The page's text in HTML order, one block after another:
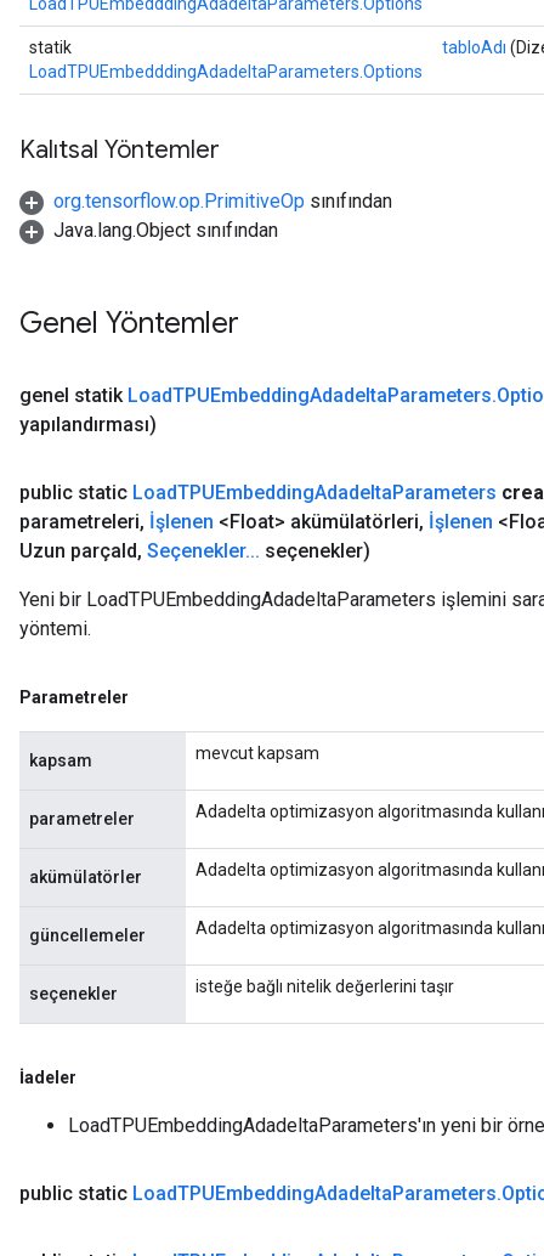
statik
LoadTPUEmbedddingAdadeltaParameters.Options
tabloAdı
Kalıtsal Yöntemler
org.tensorflow.op.PrimitiveOp sınıfından
Java.lang.Object sınıfından
Genel Yöntemler
genel statik LoadTPUEmbeddingAdadeltaParameters.
yapılandırması)
public static LoadTPUEmbeddingAdadeltaParameters
parametreleri, İşlenen <Float> akümülatörleri, İşlenen
Uzun parçaId, Seçenekler... seçenekler)
Yeni bir LoadTPUEmbeddingAdadeltaParameters işlemini
yöntemi.
Parametreler
kapsam mevcut kapsam
parametreler Adadelta optimizasyon algoritmasında
akümülatörler Adadelta optimizasyon algoritmasında
güncellemeler Adadelta optimizasyon algoritmasında
seçenekler isteğe bağlı nitelik değerlerini taşır
İadeler
LoadTPUEmbeddingAdadeltaParameters'ın yeni bir
public static LoadTPUEmbeddingAdadeltaParameters.